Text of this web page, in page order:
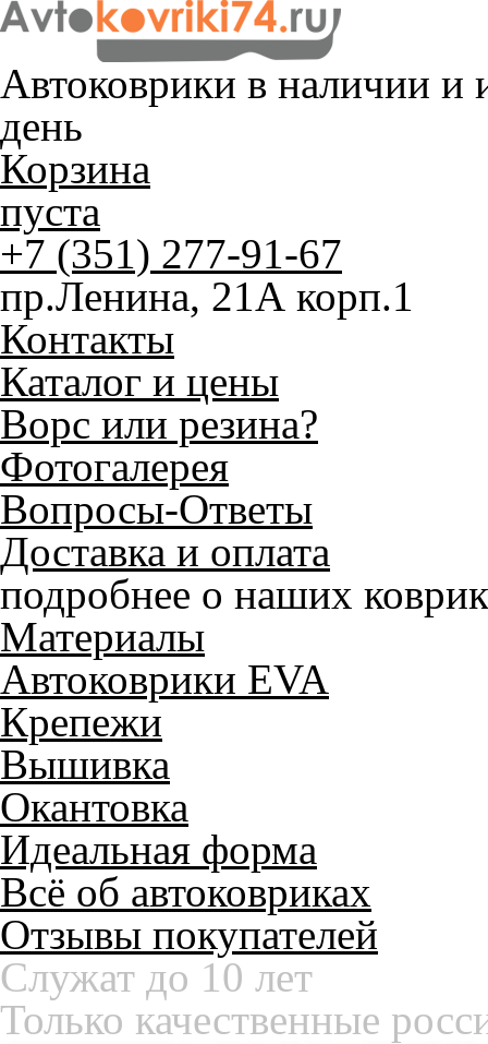
Автоковрики в наличии и
день
Корзина
пуста
+7 (351) 277-91-67
пр.Ленина, 21А корп.1
Контакты
Каталог и цены
Ворс или резина?
Фотогалерея
Вопросы-Ответы
Доставка и оплата
подробнее о наших
Материалы
Автоковрики EVA
Крепежи
Вышивка
Окантовка
Идеальная форма
Всё об автоковриках
Отзывы покупателей
Служат до 10 лет
Только качественные